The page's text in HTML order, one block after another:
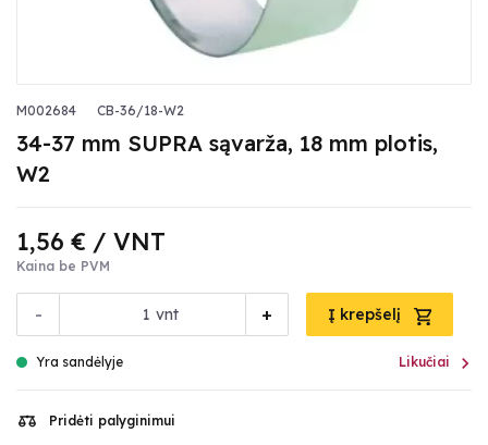
M002684 CB-36/18-W2
34-37 mm SUPRA sąvarža, 18 mm plotis,
W2
1,56 € / VNT
Kaina be PVM
- +
vnt Į krepšelį
Yra sandėlyje Likučiai 
Pridėti palyginimui